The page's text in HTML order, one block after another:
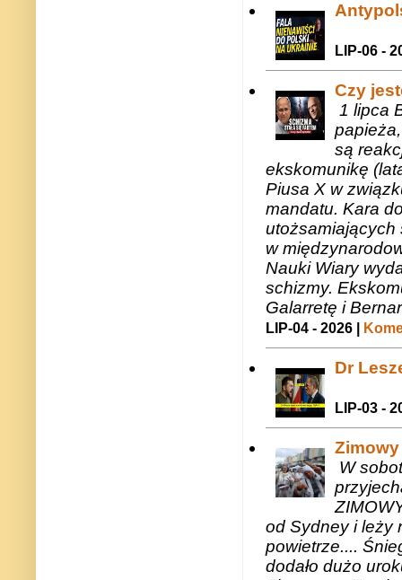
LIP-06 -
Czy
1 lipca
są
ekskomunikę
Piusa X w
mandatu. Kara
utożsamiających
w
Nauki Wiary
schizmy.
Galarretę i
LIP-04 - 2026 |
Dr
LIP-03 -
W
od Sydney i leży
powietrze....
dodało dużo